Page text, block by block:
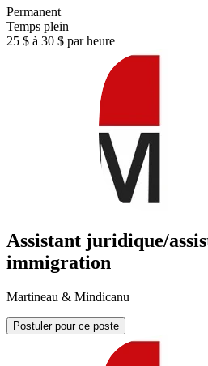
Permanent
Temps plein
25 $ à 30 $ par heure
Assistant juridique/
immigration
Martineau & Mindicanu
Postuler pour ce poste